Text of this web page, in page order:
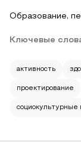
Образование,
Ключевые
активность
проектирование
социокультурные